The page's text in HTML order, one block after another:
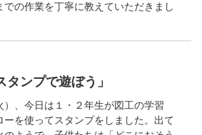
での作業を丁寧に教えていただきまし
タンプで遊ぼう」
、今日は１・２年生が図工の学習
ーを使ってスタンプをしました。出て